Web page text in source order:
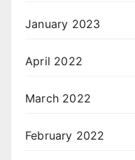
January 2023
April 2022
March 2022
February 2022